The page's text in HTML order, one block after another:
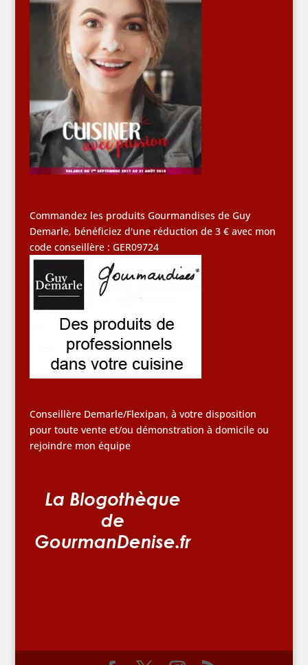
Commandez les produits Gourmandises de Guy
Demarle, bénéficiez d'une réduction de 3 € avec mon
code conseillère : GER09724
Conseillère Demarle/Flexipan, à votre disposition
pour toute vente et/ou démonstration à domicile ou
rejoindre mon équipe